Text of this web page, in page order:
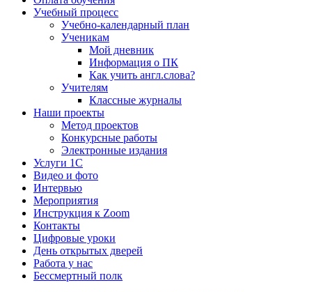
Учебный процесс
Учебно-календарный план
Ученикам
Мой дневник
Информация о ПК
Как учить англ.слова?
Учителям
Классные журналы
Наши проекты
Метод проектов
Конкурсные работы
Электронные издания
Услуги 1C
Видео и фото
Интервью
Мероприятия
Инструкция к Zoom
Контакты
Цифровые уроки
День открытых дверей
Работа у нас
Бессмертный полк